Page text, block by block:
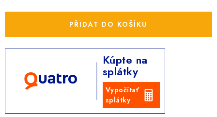
PŘIDAT DO KOŠÍKU
Kúpte na
splátky
Vypočítať
splátky